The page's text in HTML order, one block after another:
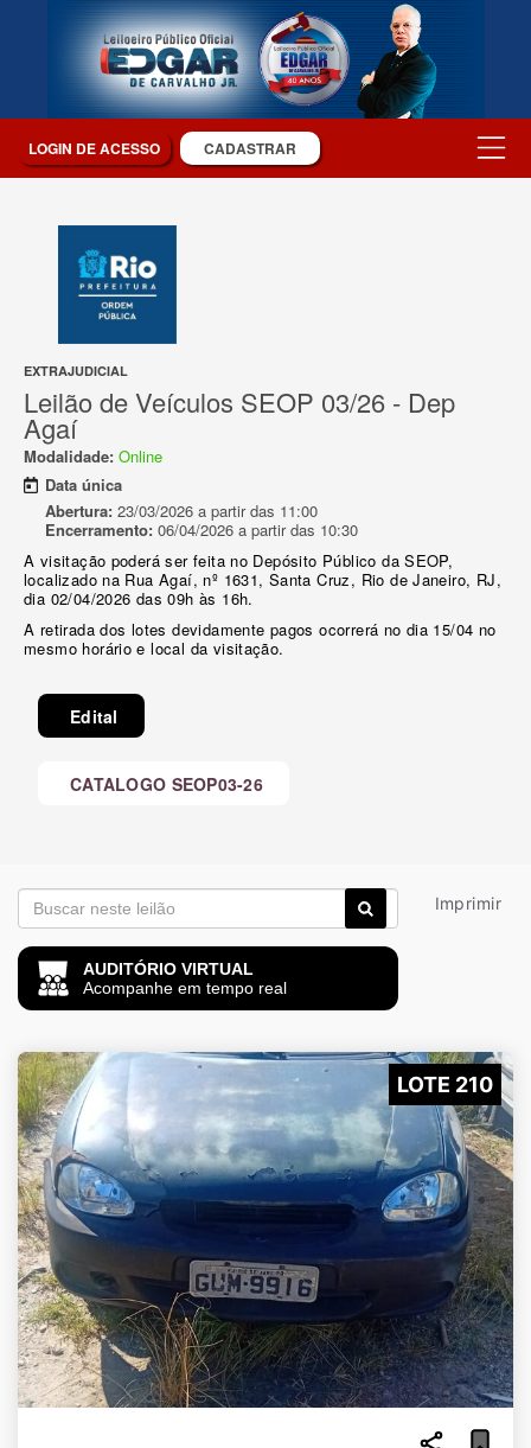
LOGIN DE ACESSO CADASTRAR
EXTRAJUDICIAL
Leilão de Veículos SEOP 03/26 - Dep
Agaí
Modalidade: Online
Data única
Abertura: 23/03/2026 a partir das 11:00
Encerramento: 06/04/2026 a partir das 10:30
A visitação poderá ser feita no Depósito Público da SEOP,
localizado na Rua Agaí, nº 1631, Santa Cruz, Rio de Janeiro, RJ,
dia 02/04/2026 das 09h às 16h.
A retirada dos lotes devidamente pagos ocorrerá no dia 15/04 no
mesmo horário e local da visitação.
Edital
CATALOGO SEOP03-26
AUDITÓRIO VIRTUAL
Acompanhe em tempo real
Imprimir
LOTE 210